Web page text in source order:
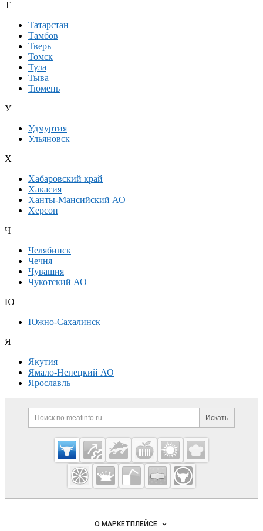
Т
Татарстан
Тамбов
Тверь
Томск
Тула
Тыва
Тюмень
У
Удмуртия
Ульяновск
Х
Хабаровский край
Хакасия
Ханты-Мансийский АО
Херсон
Ч
Челябинск
Чечня
Чувашия
Чукотский АО
Ю
Южно-Сахалинск
Я
Якутия
Ямало-Ненецкий АО
Ярославль
Дополнительная информация
Поиск по сайту и
Искать
Cсылки на полезные проекты
Meatinfo.ru —
мясо и
мясопродукты
Важные разделы и контакты
Навигация по сайтуО МАРКЕТПЛЕЙСЕ